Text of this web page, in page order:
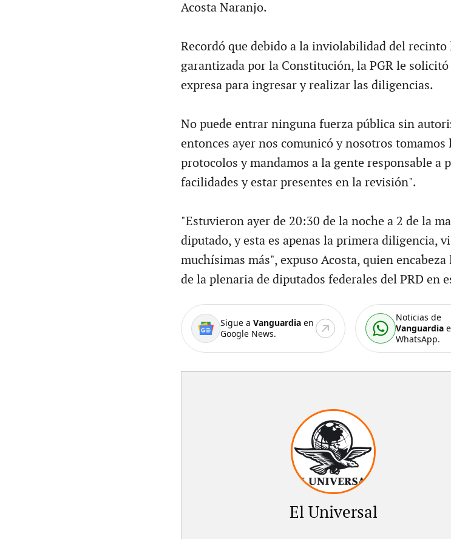
Acosta Naranjo.
Recordó que debido a la inviolabilidad del
garantizada por la Constitución, la PGR le
expresa para ingresar y realizar las diligencias.
No puede entrar ninguna fuerza pública sin
entonces ayer nos comunicó y nosotros tomamos
protocolos y mandamos a la gente responsable a
facilidades y estar presentes en la revisión".
"Estuvieron ayer de 20:30 de la noche a 2 de la
diputado, y esta es apenas la primera diligencia,
muchísimas más", expuso Acosta, quien
de la plenaria de diputados federales del PRD en
Sigue a Vanguardiaen
Google News.
Noticias de
Vanguardia
WhatsApp.
El Universal